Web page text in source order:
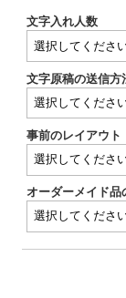
文字入れ人数
文字原稿の送信方
事前のレイアウト
オーダーメイド品